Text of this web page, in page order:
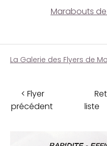
Marabouts de
La Galerie des Flyers de
< Flyer
précédent
liste